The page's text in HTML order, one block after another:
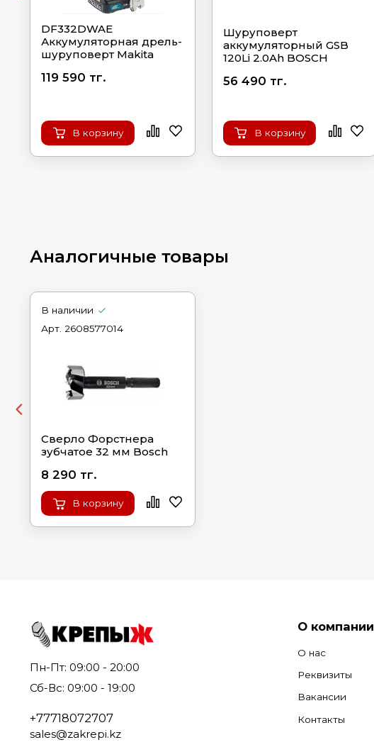
DF332DWAE
Аккумуляторная дрель-
шуруповерт Makita
119 590 тг.
В корзину
Шуруповерт
аккумуляторный GSB
120Li 2.0Ah BOSCH
56 490 тг.
В корзину
Аналогичные товары
В наличии
Арт. 2608577014
Сверло Форстнера
зубчатое 32 мм Bosch
8 290 тг.
В корзину
Пн-Пт: 09:00 - 20:00
Сб-Вс: 09:00 - 19:00
+77718072707
sales@zakrepi.kz
О компании
О нас
Реквизиты
Вакансии
Контакты